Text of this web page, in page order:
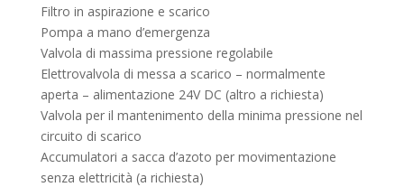
Filtro in aspirazione e scarico
Pompa a mano d’emergenza
Valvola di massima pressione regolabile
Elettrovalvola di messa a scarico – normalmente
aperta – alimentazione 24V DC (altro a richiesta)
Valvola per il mantenimento della minima pressione nel
circuito di scarico
Accumulatori a sacca d’azoto per movimentazione
senza elettricità (a richiesta)